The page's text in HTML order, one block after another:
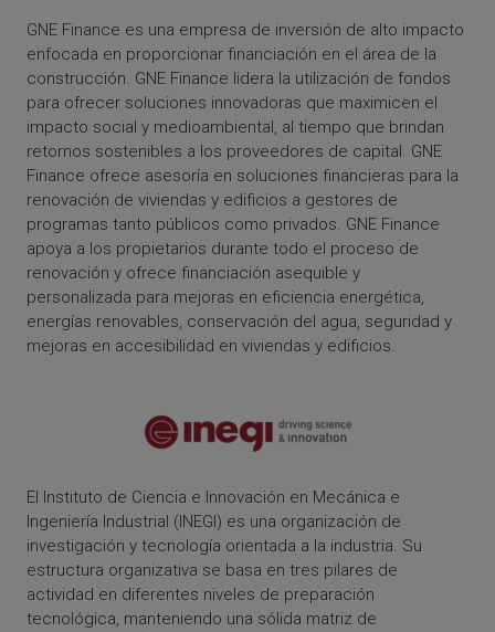
GNE Finance es una empresa de inversión de alto impacto
enfocada en proporcionar financiación en el área de la
construcción. GNE Finance lidera la utilización de fondos
para ofrecer soluciones innovadoras que maximicen el
impacto social y medioambiental, al tiempo que brindan
retornos sostenibles a los proveedores de capital. GNE
Finance ofrece asesoría en soluciones financieras para la
renovación de viviendas y edificios a gestores de
programas tanto públicos como privados. GNE Finance
apoya a los propietarios durante todo el proceso de
renovación y ofrece financiación asequible y
personalizada para mejoras en eficiencia energética,
energías renovables, conservación del agua, seguridad y
mejoras en accesibilidad en viviendas y edificios.
El Instituto de Ciencia e Innovación en Mecánica e
Ingeniería Industrial (INEGI) es una organización de
investigación y tecnología orientada a la industria. Su
estructura organizativa se basa en tres pilares de
actividad en diferentes niveles de preparación
tecnológica, manteniendo una sólida matriz de